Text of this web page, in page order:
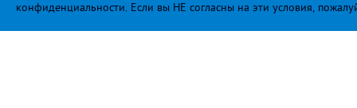
конфиденциальности. Если вы НЕ согласны на эти условия,